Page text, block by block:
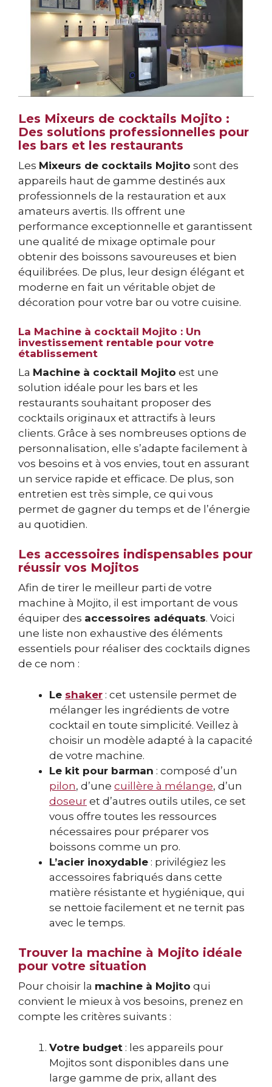
Les Mixeurs de cocktails Mojito :
Des solutions professionnelles pour
les bars et les restaurants
Les Mixeurs de cocktails Mojito sont des
appareils haut de gamme destinés aux
professionnels de la restauration et aux
amateurs avertis. Ils offrent une
performance exceptionnelle et garantissent
une qualité de mixage optimale pour
obtenir des boissons savoureuses et bien
équilibrées. De plus, leur design élégant et
moderne en fait un véritable objet de
décoration pour votre bar ou votre cuisine.
La Machine à cocktail Mojito : Un
investissement rentable pour votre
établissement
La Machine à cocktail Mojito est une
solution idéale pour les bars et les
restaurants souhaitant proposer des
cocktails originaux et attractifs à leurs
clients. Grâce à ses nombreuses options de
personnalisation, elle s’adapte facilement à
vos besoins et à vos envies, tout en assurant
un service rapide et efficace. De plus, son
entretien est très simple, ce qui vous
permet de gagner du temps et de l’énergie
au quotidien.
Les accessoires indispensables pour
réussir vos Mojitos
Afin de tirer le meilleur parti de votre
machine à Mojito, il est important de vous
équiper des accessoires adéquats. Voici
une liste non exhaustive des éléments
essentiels pour réaliser des cocktails dignes
de ce nom :
Le shaker : cet ustensile permet de
mélanger les ingrédients de votre
cocktail en toute simplicité. Veillez à
choisir un modèle adapté à la capacité
de votre machine.
Le kit pour barman : composé d’un
pilon, d’une cuillère à mélange, d’un
doseur et d’autres outils utiles, ce set
vous offre toutes les ressources
nécessaires pour préparer vos
boissons comme un pro.
L’acier inoxydable : privilégiez les
accessoires fabriqués dans cette
matière résistante et hygiénique, qui
se nettoie facilement et ne ternit pas
avec le temps.
Trouver la machine à Mojito idéale
pour votre situation
Pour choisir la machine à Mojito qui
convient le mieux à vos besoins, prenez en
compte les critères suivants :
Votre budget : les appareils pour
Mojitos sont disponibles dans une
large gamme de prix, allant des